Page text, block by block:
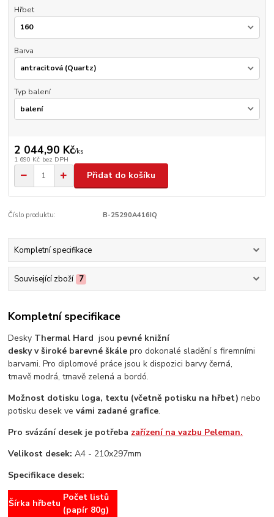
Hřbet
Barva
Typ balení
2 044,90 Kč/ks
1 690 Kč bez DPH
Přidat do košíku
Číslo produktu: B-25290A416IQ
Kompletní specifikace
Související zboží 7
Kompletní specifikace
Desky Thermal Hard jsou pevné knižní
desky v široké barevné škále pro dokonalé sladění s firemními
barvami. Pro diplomové práce jsou k dispozici barvy černá,
tmavě modrá, tmavě zelená a bordó.
Možnost dotisku loga, textu (včetně potisku na hřbet) nebo
potisku desek vevámi zadané grafice.
Pro svázání desek je potřeba zařízení na vazbu Peleman.
Velikost desek: A4 - 210x297mm
Specifikace desek:
Šírka hřbetu
Počet listů
(papír 80g)